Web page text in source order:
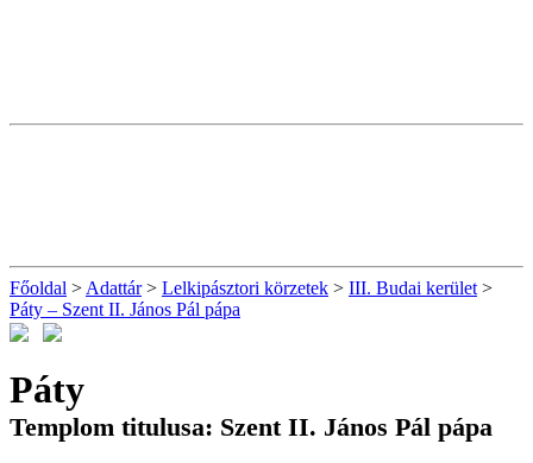
Főoldal > Adattár> Lelkipásztori körzetek > III. Budai kerület >
Páty – Szent II. János Pál pápa
Páty
Templom titulusa: Szent II. János Pál pápa